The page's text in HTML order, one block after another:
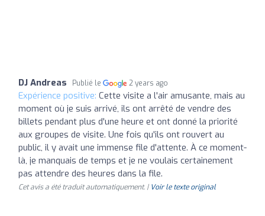
DJ Andreas Publié le 2 years ago
Expérience positive: Cette visite a l'air amusante, mais au
moment où je suis arrivé, ils ont arrêté de vendre des
billets pendant plus d'une heure et ont donné la priorité
aux groupes de visite. Une fois qu'ils ont rouvert au
public, il y avait une immense file d'attente. À ce moment-
là, je manquais de temps et je ne voulais certainement
pas attendre des heures dans la file.
Cet avis a été traduit automatiquement. | Voir le texte original